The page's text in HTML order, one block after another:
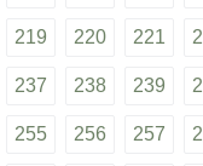
219 220 221
237 238 239
255 256 257